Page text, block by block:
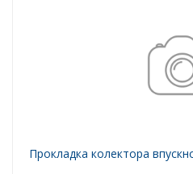
Прокладка колектора